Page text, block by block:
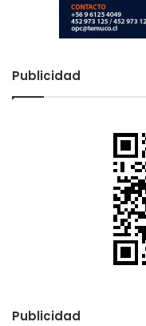
Publicidad
Publicidad